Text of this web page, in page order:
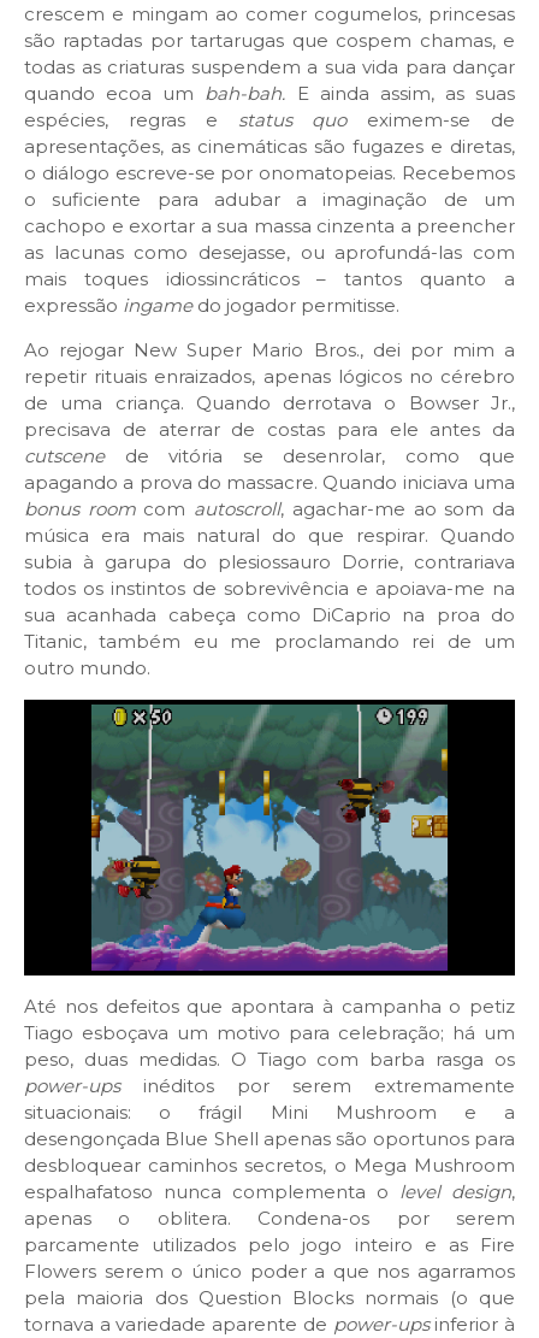
crescem e mingam ao comer cogumelos, princesas
são raptadas por tartarugas que cospem chamas, e
todas as criaturas suspendem a sua vida para dançar
quando ecoa um bah-bah.
E ainda assim, as suas
espécies, regras e status quo eximem-se de
apresentações, as cinemáticas são fugazes e diretas,
o diálogo escreve-se por onomatopeias. Recebemos
o suficiente para adubar a imaginação de um
cachopo e exortar a sua massa cinzenta a preencher
as lacunas como desejasse, ou aprofundá-las com
mais toques idiossincráticos – tantos quanto a
expressão ingamedo jogador permitisse.
Ao rejogar New Super Mario Bros., dei por mim a
repetir rituais enraizados, apenas lógicos no cérebro
de uma criança. Quando derrotava o Bowser Jr.,
precisava de aterrar de costas para ele antes da
cutscene de vitória se desenrolar, como que
apagando a prova do massacre. Quando iniciava uma
bonus room com autoscroll, agachar-me ao som da
música era mais natural do que respirar. Quando
subia à garupa do plesiossauro Dorrie, contrariava
todos os instintos de sobrevivência e apoiava-me na
sua acanhada cabeça como DiCaprio na proa do
Titanic, também eu me proclamando rei de um
outro mundo.
Até nos defeitos que apontara à campanha o petiz
Tiago esboçava um motivo para celebração; há um
peso, duas medidas. O Tiago com barba rasga os
power-ups inéditos por serem extremamente
situacionais: o frágil Mini Mushroom e a
desengonçada Blue Shell apenas são oportunos para
desbloquear caminhos secretos, o Mega Mushroom
espalhafatoso nunca complementa o level design,
apenas o oblitera. Condena-os por serem
parcamente utilizados pelo jogo inteiro e as Fire
Flowers serem o único poder a que nos agarramos
pela maioria dos Question Blocks normais (o que
tornava a variedade aparente de power-upsinferior à